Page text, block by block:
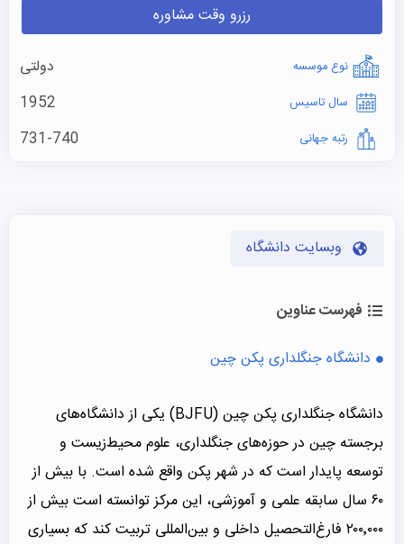
رزرو وقت مشاوره
نوع موسسه دولتی
سال تاسیس 1952
رتبه جهانی 731-740
وبسایت دانشگاه
فهرست عناوین
دانشگاه جنگلداری پکن چین
دانشگاه جنگلداری پکن چین (BJFU) یکی از دانشگاه‌های
برجسته چین در حوزه‌های جنگلداری، علوم محیط‌زیست و
توسعه پایدار است که در شهر پکن واقع شده است. با بیش از
۶۰ سال سابقه علمی و آموزشی، این مرکز توانسته است بیش از
۲۰۰٬۰۰۰ فارغ‌التحصیل داخلی و بین‌المللی تربیت کند که بسیاری